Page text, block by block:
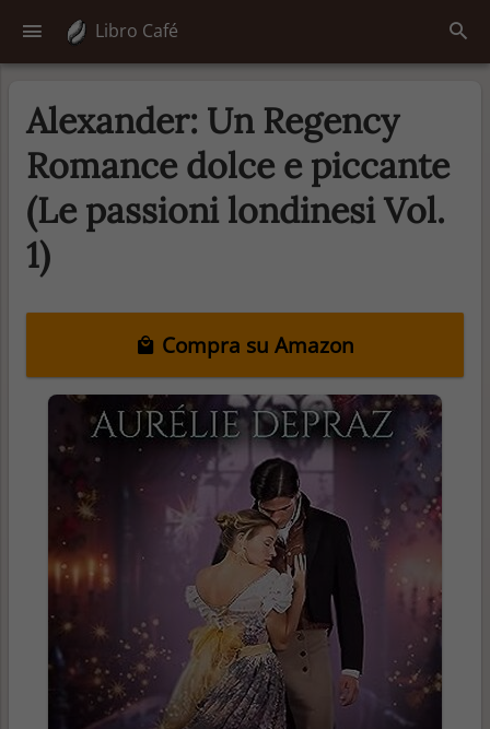
Libro Café
Alexander: Un Regency
Romance dolce e piccante
(Le passioni londinesi Vol.
1)
Compra su Amazon